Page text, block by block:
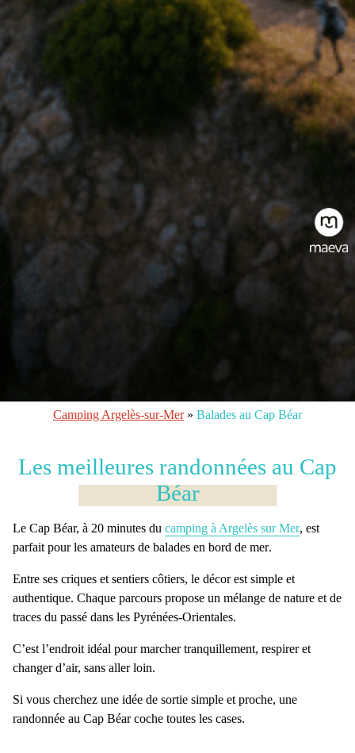
Camping Argelès-sur-Mer» Balades au Cap Béar
Les meilleures randonnées au Cap
Béar
Le Cap Béar, à 20 minutes du camping à Argelès sur Mer, est
parfait pour les amateurs de balades en bord de mer.
Entre ses criques et sentiers côtiers, le décor est simple et
authentique. Chaque parcours propose un mélange de nature et de
traces du passé dans les Pyrénées-Orientales.
C’est l’endroit idéal pourmarcher tranquillement, respirer et
changer d’air, sans aller loin.
Si vous cherchez une idée de sortie simple et proche, une
randonnée au Cap Béarcoche toutes les cases.